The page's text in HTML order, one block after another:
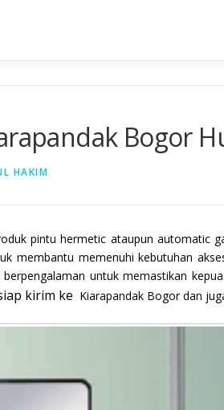
Bogor
HAKIM
pintu hermetic ataupun automatic
membantu memenuhi kebutuhan
untuk memastikan
kirim ke Kiarapandak Bogor dan